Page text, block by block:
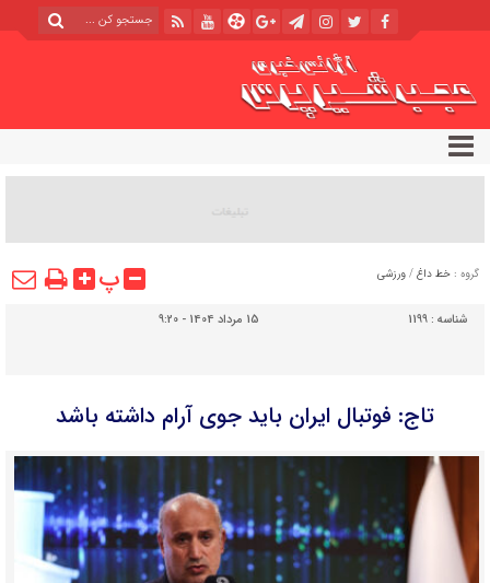
گروه : خط داغ / ورزشی پ
شناسه : 1199 15 مرداد 1404 - 9:20
تاج: فوتبال ایران باید جوی آرام داشته باشد